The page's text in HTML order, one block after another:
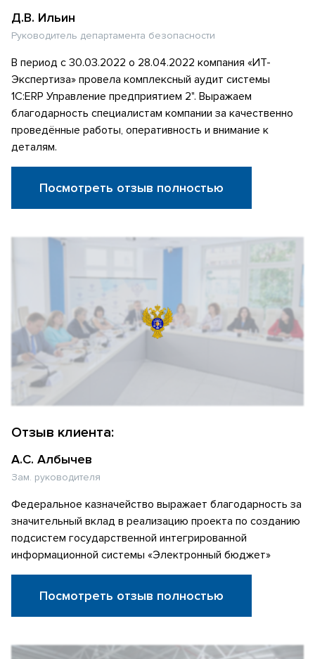
Д.В. Ильин
Руководитель департамента безопасности
В период с 30.03.2022 о 28.04.2022 компания «ИТ-
Экспертиза» провела комплексный аудит системы
1С:ERP Управление предприятием 2". Выражаем
благодарность специалистам компании за качественно
проведённые работы, оперативность и внимание к
деталям.
Посмотреть отзыв полностью
Отзыв клиента:
А.С. Албычев
Зам. руководителя
Федеральное казначейство выражает благодарность за
значительный вклад в реализацию проекта по созданию
подсистем государственной интегрированной
информационной системы «Электронный бюджет»
Посмотреть отзыв полностью